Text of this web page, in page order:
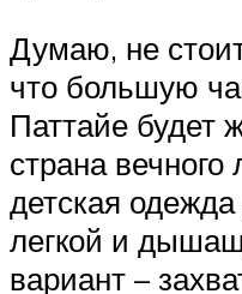
Думаю, не
что большую
Паттайе будет
страна
детская
легкой и
вариант –